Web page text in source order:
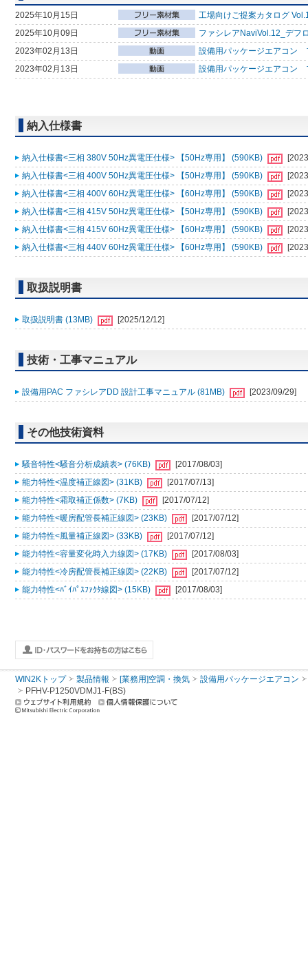
2025年10月15日
工場向けご提案カタログ
2025年10月09日
ファシレアNaviVol.12_デフ
2023年02月13日
設備用パッケージエアコン
2023年02月13日
設備用パッケージエアコ
納入仕様書
納入仕様書<三相 380V 50Hz異電圧仕様> 【50Hz専用】 (590KB)
納入仕様書<三相 400V 50Hz異電圧仕様> 【50Hz専用】 (590KB)
納入仕様書<三相 400V 60Hz異電圧仕様> 【60Hz専用】 (590KB)
納入仕様書<三相 415V 50Hz異電圧仕様> 【50Hz専用】 (590KB)
納入仕様書<三相 415V 60Hz異電圧仕様> 【60Hz専用】 (590KB)
納入仕様書<三相 440V 60Hz異電圧仕様> 【60Hz専用】 (590KB)
取扱説明書
取扱説明書 (13MB) [2025/12/12]
技術・工事マニュアル
設備用PAC ファシレアDD 設計工事マニュアル (81MB) [2023/09/29]
その他技術資料
騒音特性<騒音分析成績表> (76KB)
[2017/08/03]
能力特性<温度補正線図> (31KB)
[2017/07/13]
能力特性<霜取補正係数> (7KB)
[2017/07/12]
能力特性<暖房配管長補正線図> (23KB)
[2017/07/12]
能力特性<風量補正線図> (33KB)
[2017/07/12]
能力特性<容量変化時入力線図> (17KB)
[2017/08/03]
能力特性<冷房配管長補正線図> (22KB)
[2017/07/12]
能力特性<ﾊﾞｲﾊﾟｽﾌｧｸﾀ線図> (15KB)
[2017/08/03]
WIN2Kトップ 製品情報 [業務用]空調・換気
設備用パッケージエアコン
PFHV-P1250VDMJ1-F(BS)